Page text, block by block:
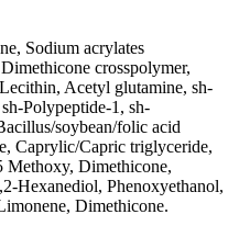
Sodium acrylates
crosspolymer,
Acetyl glutamine, sh-
Polypeptide-1, sh-
soybean/folic acid
Caprylic/Capric triglyceride,
Methoxy, Dimethicone,
Hexanediol, Phenoxyethanol,
Dimethicone.